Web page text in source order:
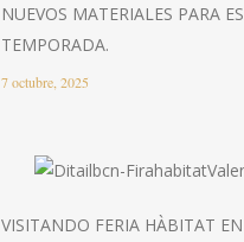
NUEVOS MATERIALES PARA
TEMPORADA.
7 octubre, 2025
VISITANDO FERIA HÀBITAT EN